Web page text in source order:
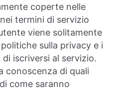
coperte nelle
termini di servizio
viene solitamente
sulla privacy e i
iscriversi al servizio.
conoscenza di quali
come saranno